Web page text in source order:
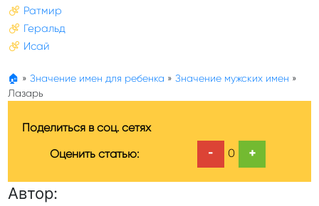
Ратмир
Геральд
Исай
🏠 » Значение имен для ребенка » Значение мужских имен »
Лазарь
Поделиться в соц. сетях
Оценить статью:
- 0 +
Автор: